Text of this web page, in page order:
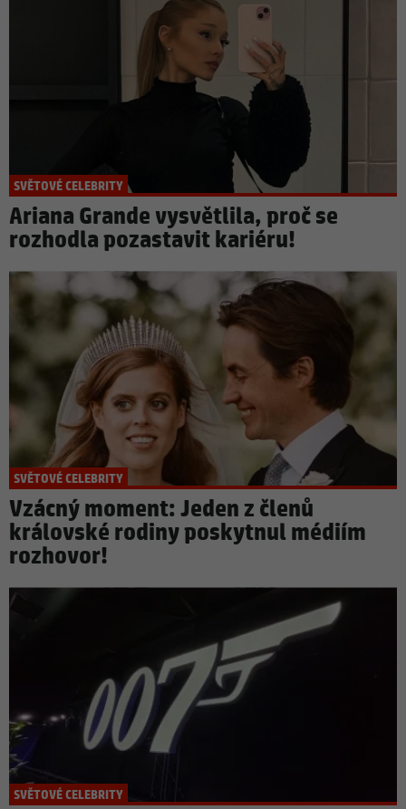
SVĚTOVÉ CELEBRITY
Ariana Grande vysvětlila, proč se
rozhodla pozastavit kariéru!
SVĚTOVÉ CELEBRITY
Vzácný moment: Jeden z členů
královské rodiny poskytnul médiím
rozhovor!
SVĚTOVÉ CELEBRITY